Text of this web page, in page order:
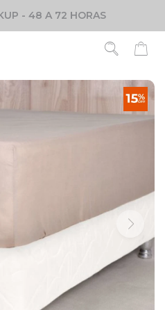
- 48 A 72 HORAS